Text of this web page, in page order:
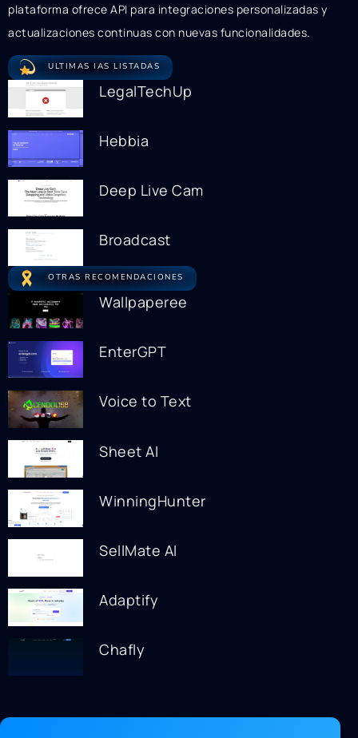
plataforma ofrece API para integraciones personalizadas y
actualizaciones continuas con nuevas funcionalidades.
ULTIMAS IAS LISTADAS
LegalTechUp
Hebbia
Deep Live Cam
Broadcast
OTRAS RECOMENDACIONES
Wallpaperee
EnterGPT
Voice to Text
Sheet AI
WinningHunter
SellMate AI
Adaptify
Chafly